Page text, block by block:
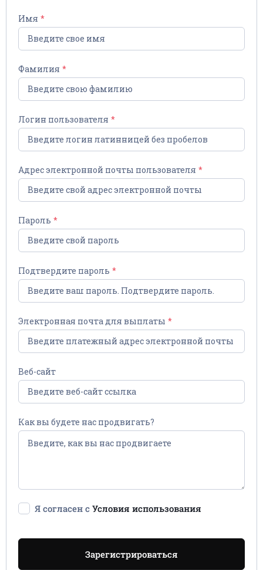
Имя
Фамилия
Логин пользователя
Адрес электронной почты пользователя
Пароль
Подтвердите пароль
Электронная почта для выплаты
Веб-сайт
Как вы будете нас продвигать?
Я согласен с Условия использования
Зарегистрироваться
Запомнить
Войти